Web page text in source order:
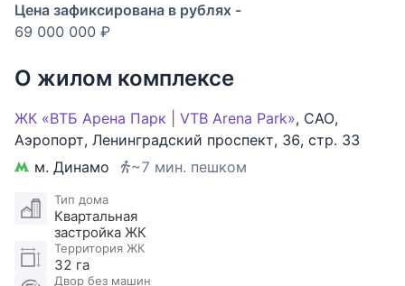
Окно спальни выходит в благоустроенный
Апартамент оборудован центральной системой
кондиционирования, имеется приточно-вытяжная
вентиляция, подключена система охраны и камер
видеонаблюдения. По периметру сделана
дополнительная шумоизоляция.
Установлен кухонный гарнитур со всей встроенной
техникой.
Цена зафиксирована в рублях -
69 000 000 ₽
О жилом комплексе
ЖК «ВТБ Арена Парк | VTB Arena Park», САО,
Аэропорт, Ленинградский проспект, 36, стр. 33
м. Динамо
~7 мин. пешком
Тип дома
Квартальная
застройка ЖК
Территория ЖК
32 га
Двор без машин